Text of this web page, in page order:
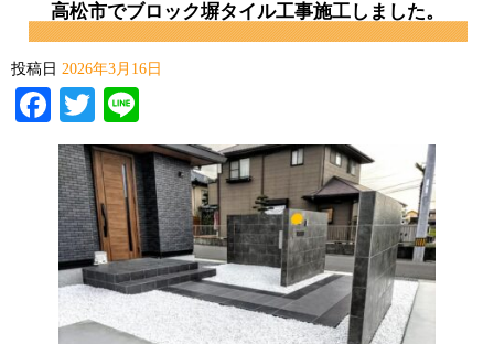
高松市でブロック塀タイル工事施工しました。
投稿日 2026年3月16日
Facebook
Twitter